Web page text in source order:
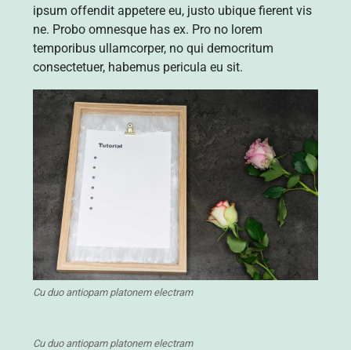
ipsum offendit appetere eu, justo ubique fierent vis
ne. Probo omnesque has ex. Pro no lorem
temporibus ullamcorper, no qui democritum
consectetuer, habemus pericula eu sit.
Cu duo antiopam platonem electram
Cu duo antiopam platonem electram